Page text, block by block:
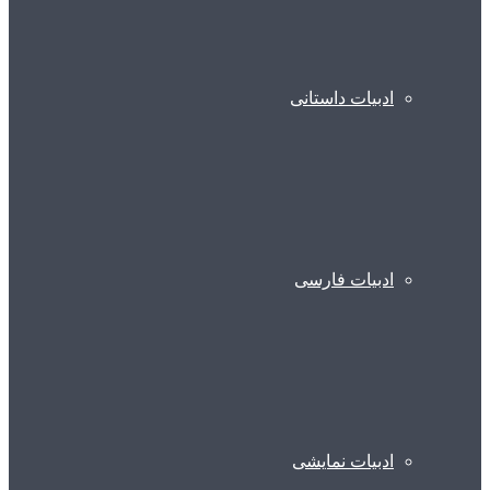
ادبیات داستانی
ادبیات فارسی
ادبیات نمایشی